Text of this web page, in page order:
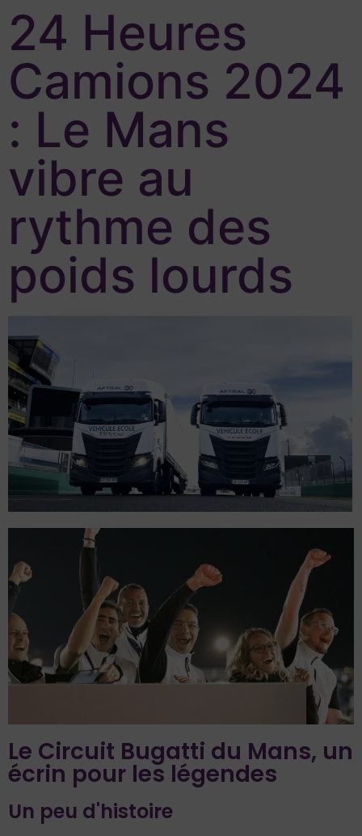
24 Heures
Camions 2024
: Le Mans
vibre au
rythme des
poids lourds
Le Circuit Bugatti du Mans, un
écrin pour les légendes
Un peu d'histoire